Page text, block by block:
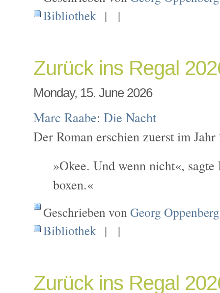
Bibliothek | |
Zurück ins Regal
Monday, 15. June 2026
Marc Raabe:Die Nacht
Der Roman erschien zuerst im
»Okee. Und wenn nicht«,
boxen.«
Geschrieben vonGeorg Oppenberg
Bibliothek | |
Zurück ins Regal